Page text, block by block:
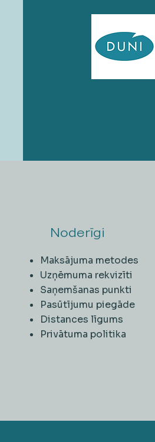
Noderīgi
Maksājuma metodes
Uzņēmuma rekvizīti
Saņemšanas punkti
Pasūtījumu piegāde
Distances līgums
Privātuma politika